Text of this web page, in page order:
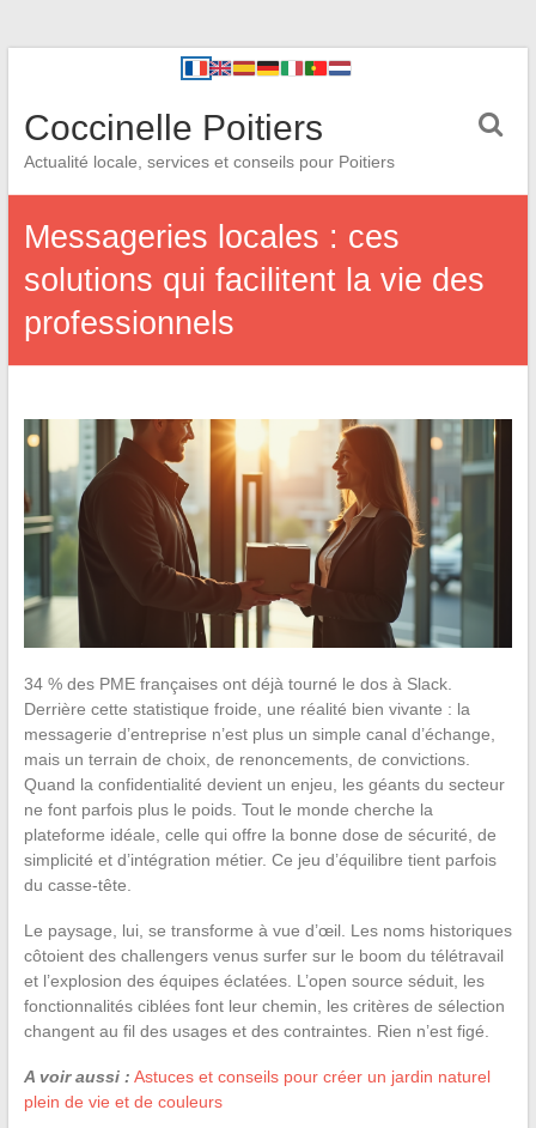
Coccinelle Poitiers
Actualité locale, services et conseils pour Poitiers
Messageries locales : ces
solutions qui facilitent la vie des
professionnels
34 % des PME françaises ont déjà tourné le dos à Slack.
Derrière cette statistique froide, une réalité bien vivante : la
messagerie d’entreprise n’est plus un simple canal d’échange,
mais un terrain de choix, de renoncements, de convictions.
Quand la confidentialité devient un enjeu, les géants du secteur
ne font parfois plus le poids. Tout le monde cherche la
plateforme idéale, celle qui offre la bonne dose de sécurité, de
simplicité et d’intégration métier. Ce jeu d’équilibre tient parfois
du casse-tête.
Le paysage, lui, se transforme à vue d’œil. Les noms historiques
côtoient des challengers venus surfer sur le boom du télétravail
et l’explosion des équipes éclatées. L’open source séduit, les
fonctionnalités ciblées font leur chemin, les critères de sélection
changent au fil des usages et des contraintes. Rien n’est figé.
A voir aussi : Astuces et conseils pour créer un jardin naturel
plein de vie et de couleurs